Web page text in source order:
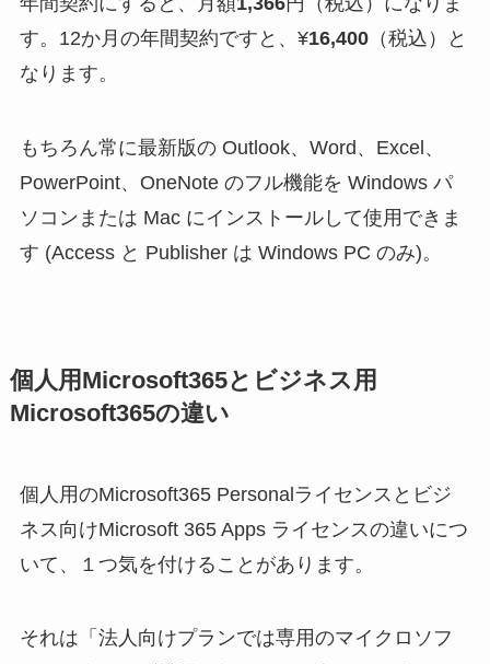
す。12か月の年間契約ですと、¥16,400（税込）と
なります。
もちろん常に最新版の Outlook、Word、Excel、
PowerPoint、OneNote のフル機能を Windows パ
ソコンまたは Mac にインストールして使用できま
す (Access と Publisher は Windows PC のみ)。
個人用Microsoft365とビジネス用
Microsoft365の違い
個人用のMicrosoft365 Personalライセンスとビジ
ネス向けMicrosoft 365 Apps ライセンスの違いにつ
いて、１つ気を付けることがあります。
それは「法人向けプランでは専用のマイクロソフ